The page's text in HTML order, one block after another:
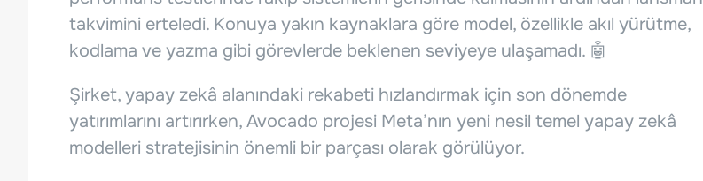
takvimini erteledi. Konuya yakın kaynaklara göre model, özellikle akıl yürütme,
kodlama ve yazma gibi görevlerde beklenen seviyeye ulaşamadı. 🤖
Şirket, yapay zekâ alanındaki rekabeti hızlandırmak için son dönemde
yatırımlarını artırırken, Avocado projesi Meta’nın yeni nesil temel yapay zekâ
modelleri stratejisinin önemli bir parçası olarak görülüyor.